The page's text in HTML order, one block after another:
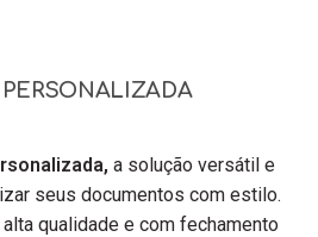
a solução versátil e
seus documentos com estilo.
qualidade e com fechamento